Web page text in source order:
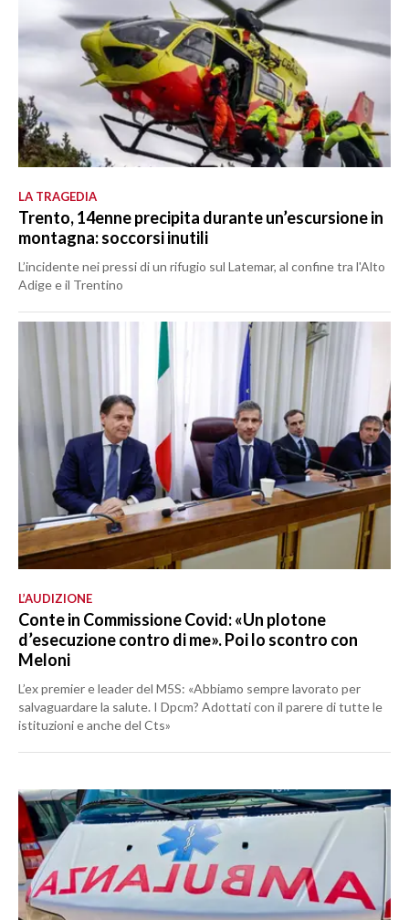
LA TRAGEDIA
Trento, 14enne precipita durante un’escursione in
montagna: soccorsi inutili
L’incidente nei pressi di un rifugio sul Latemar, al confine tra l'Alto
Adige e il Trentino
L’AUDIZIONE
Conte in Commissione Covid: «Un plotone
d’esecuzione contro di me». Poi lo scontro con
Meloni
L’ex premier e leader del M5S: «Abbiamo sempre lavorato per
salvaguardare la salute. I Dpcm? Adottati con il parere di tutte le
istituzioni e anche del Cts»